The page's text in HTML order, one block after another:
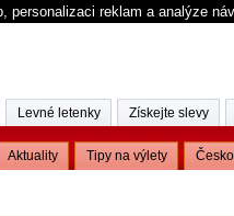
personalizaci reklam a analýze
Aktuality Tipy na výlety Česko
Levné letenky Získejte slevy